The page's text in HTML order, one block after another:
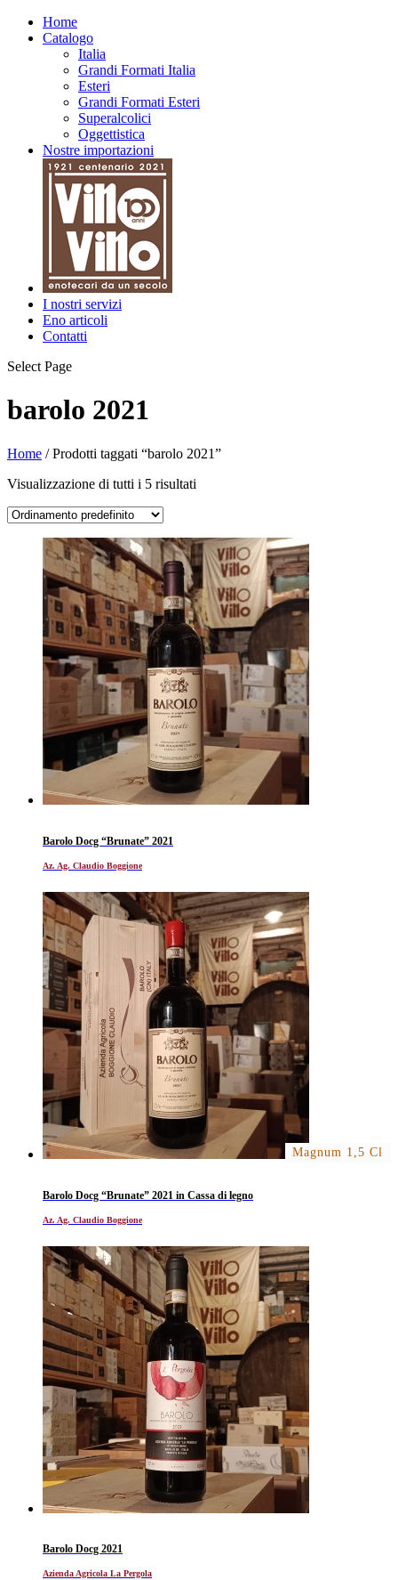
Home
Catalogo
Italia
Grandi Formati Italia
Esteri
Grandi Formati Esteri
Superalcolici
Oggettistica
Nostre importazioni
I nostri servizi
Eno articoli
Contatti
Select Page
barolo 2021
Home / Prodotti taggati “barolo 2021”
Visualizzazione di tutti i 5 risultati
Barolo Docg “Brunate” 2021
Az. Ag. Claudio Boggione
Magnum 1,5 Cl
Barolo Docg “Brunate” 2021 in Cassa di legno
Az. Ag. Claudio Boggione
Barolo Docg 2021
Azienda Agricola La Pergola